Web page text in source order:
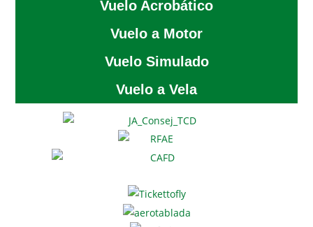
Vuelo Acrobático
Vuelo a Motor
Vuelo Simulado
Vuelo a Vela